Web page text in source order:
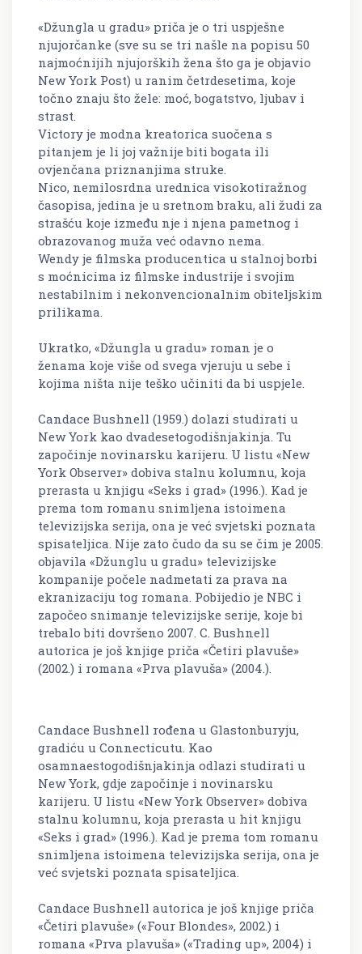
«Džungla u gradu» priča je o tri uspješne
njujorčanke (sve su se tri našle na popisu 50
najmoćnijih njujorških žena što ga je objavio
New York Post) u ranim četrdesetima, koje
točno znaju što žele: moć, bogatstvo, ljubav i
strast.
Victory je modna kreatorica suočena s
pitanjem je li joj važnije biti bogata ili
ovjenčana priznanjima struke.
Nico, nemilosrdna urednica visokotiražnog
časopisa, jedina je u sretnom braku, ali žudi za
strašću koje između nje i njena pametnog i
obrazovanog muža već odavno nema.
Wendy je filmska producentica u stalnoj borbi
s moćnicima iz filmske industrije i svojim
nestabilnim i nekonvencionalnim obiteljskim
prilikama.
Ukratko, «Džungla u gradu» roman je o
ženama koje više od svega vjeruju u sebe i
kojima ništa nije teško učiniti da bi uspjele.
Candace Bushnell (1959.) dolazi studirati u
New York kao dvadesetogodišnjakinja. Tu
započinje novinarsku karijeru. U listu «New
York Observer» dobiva stalnu kolumnu, koja
prerasta u knjigu «Seks i grad» (1996.). Kad je
prema tom romanu snimljena istoimena
televizijska serija, ona je već svjetski poznata
spisateljica. Nije zato čudo da su se čim je 2005.
objavila «Džunglu u gradu» televizijske
kompanije počele nadmetati za prava na
ekranizaciju tog romana. Pobijedio je NBC i
započeo snimanje televizijske serije, koje bi
trebalo biti dovršeno 2007. C. Bushnell
autorica je još knjige priča «Četiri plavuše»
(2002.) i romana «Prva plavuša» (2004.).
Candace Bushnell rođena u Glastonburyju,
gradiću u Connecticutu. Kao
osamnaestogodišnjakinja odlazi studirati u
New York, gdje započinje i novinarsku
karijeru. U listu «New York Observer» dobiva
stalnu kolumnu, koja prerasta u hit knjigu
«Seks i grad» (1996.). Kad je prema tom romanu
snimljena istoimena televizijska serija, ona je
već svjetski poznata spisateljica.
Candace Bushnell autorica je još knjige priča
«Četiri plavuše» («Four Blondes», 2002.) i
romana «Prva plavuša» («Trading up», 2004) i